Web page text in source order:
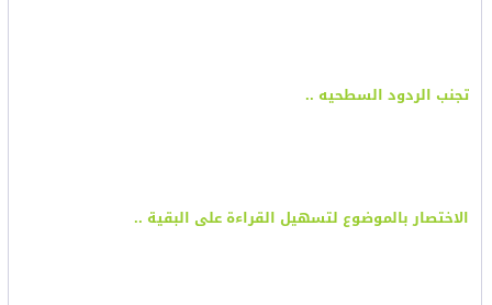
تجنب الردود السطحيه ..
الاختصار بالموضوع لتسهيل القراءة على البقية ..